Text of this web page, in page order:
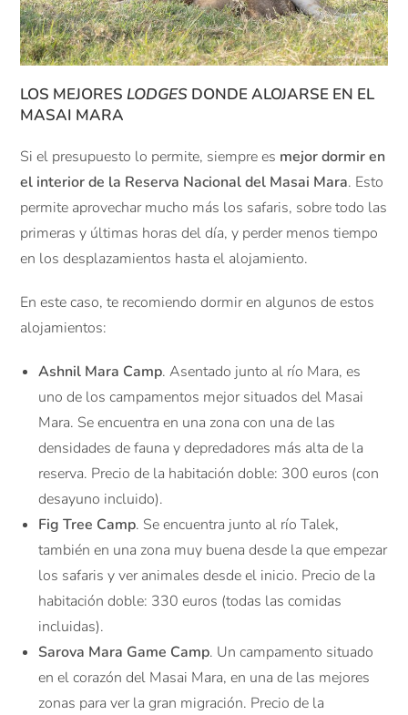
LOS MEJORES LODGES DONDE ALOJARSE EN EL
MASAI MARA
Si el presupuesto lo permite, siempre es mejor dormir en
el interior de la Reserva Nacional del Masai Mara. Esto
permite aprovechar mucho más los safaris, sobre todo las
primeras y últimas horas del día, y perder menos tiempo
en los desplazamientos hasta el alojamiento.
En este caso, te recomiendo dormir en algunos de estos
alojamientos:
Ashnil Mara Camp. Asentado junto al río Mara, es
uno de los campamentos mejor situados del Masai
Mara. Se encuentra en una zona con una de las
densidades de fauna y depredadores más alta de la
reserva. Precio de la habitación doble: 300 euros (con
desayuno incluido).
Fig Tree Camp. Se encuentra junto al río Talek,
también en una zona muy buena desde la que empezar
los safaris y ver animales desde el inicio. Precio de la
habitación doble: 330 euros (todas las comidas
incluidas).
Sarova Mara Game Camp. Un campamento situado
en el corazón del Masai Mara, en una de las mejores
zonas para ver la gran migración. Precio de la